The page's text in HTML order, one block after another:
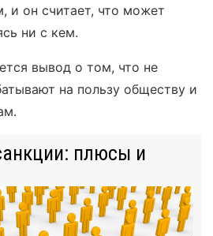
и он считает, что может
ни с кем.
вывод о том, что не
на пользу обществу и
плюсы и